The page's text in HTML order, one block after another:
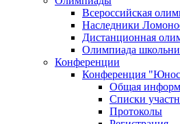
Всероссийская
Наследники
Дистанционная
Олимпиада
Конференции
Конференция
Общая
Списки
Протоколы